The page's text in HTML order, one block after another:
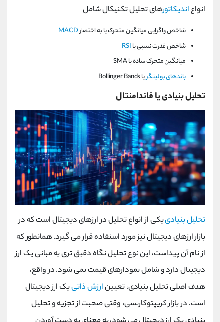
انواعاندیکاتورهای تحلیل تکنیکال شامل:
شاخص واگرایی میانگین متحرک یا به اختصارMACD
شاخص قدرت نسبی یاRSI
میانگین متحرک ساده یا SMA
باندهای بولینگریا Bollinger Bands
تحلیل بنیادی یا فاندامنتال
تحلیل بنیادییکی از انواع تحلیل در ارزهای دیجیتال است که در
بازار ارزهای دیجیتال نیز مورد استفاده قرار می گیرد. همانطور که
از نام آن پیداست، این نوع تحلیل نگاه دقیق ‌تری به مبانی یک ارز
دیجیتال دارد و شامل نمودارهای قیمت نمی‌ شود. در واقع،
هدف اصلی تحلیل بنیادی، تعیینارزش ذاتییک ارز دیجیتال
است. در بازار کریپتوکارنسی، وقتی صحبت از تجزیه و تحلیل